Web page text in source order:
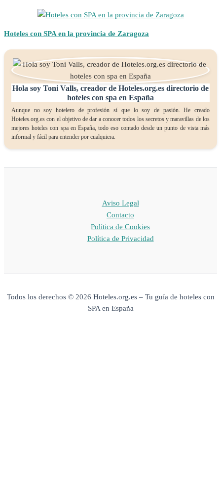
Hoteles con SPA en la provincia de Zaragoza
Hola soy Toni Valls, creador de Hoteles.org.es directorio de
hoteles con spa en España
Aunque no soy hotelero de profesión sí que lo soy de pasión. He creado
Hoteles.org.es con el objetivo de dar a conocer todos los secretos y maravillas de los
mejores hoteles con spa en España, todo eso contado desde un punto de vista más
informal y fácil para entender por cualquiera.
Aviso Legal
Contacto
Política de Cookies
Política de Privacidad
Todos los derechos © 2026 Hoteles.org.es – Tu guía de hoteles con
SPA en España